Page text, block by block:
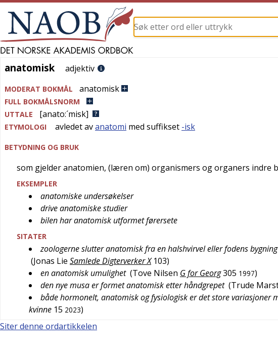
anatomisk
anatomisk adjektiv
MODERAT BOKMÅL anatomisk
FULL BOKMÅLSNORM
UTTALE
[anato:´misk]
ETYMOLOGI avledet avanatomi med suffikset -isk
BETYDNING OG BRUK
som gjelder anatomien, (læren om) organismers og organers indre
EKSEMPLER
anatomiske undersøkelser
drive anatomiske studier
bilen har anatomisk utformet førersete
SITATER
zoologerne slutter anatomisk fra en halshvirvel eller fodens
(Jonas Lie Samlede Digterverker X 103)
en anatomisk umulighet (Tove Nilsen G for Georg305 1997)
den nye musa er formet anatomisk etter håndgrepet (Trude
både hormonelt, anatomisk og fysiologisk er det store variasjoner
kvinne 15 2023)
Siter denne ordartikkelen